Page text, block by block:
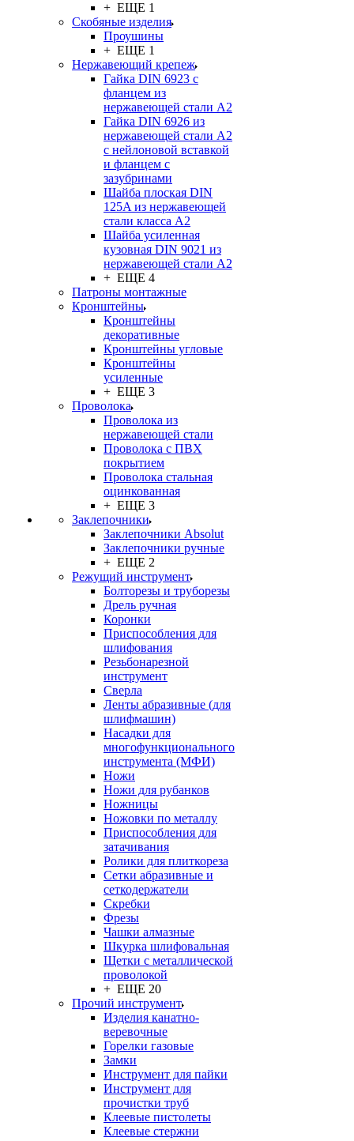
+ ЕЩЕ 1
Скобяные изделия
Проушины
+ ЕЩЕ 1
Нержавеющий крепеж
Гайка DIN 6923 с
фланцем из
нержавеющей стали А2
Гайка DIN 6926 из
нержавеющей стали А2
с нейлоновой вставкой
и фланцем с
зазубринами
Шайба плоская DIN
125A из нержавеющей
стали класса A2
Шайба усиленная
кузовная DIN 9021 из
нержавеющей стали А2
+ ЕЩЕ 4
Патроны монтажные
Кронштейны
Кронштейны
декоративные
Кронштейны угловые
Кронштейны
усиленные
+ ЕЩЕ 3
Проволока
Проволока из
нержавеющей стали
Проволока с ПВХ
покрытием
Проволока стальная
оцинкованная
+ ЕЩЕ 3
Заклепочники
Заклепочники Absolut
Заклепочники ручные
+ ЕЩЕ 2
Режущий инструмент
Болторезы и труборезы
Дрель ручная
Коронки
Приспособления для
шлифования
Резьбонарезной
инструмент
Сверла
Ленты абразивные (для
шлифмашин)
Насадки для
многофункционального
инструмента (МФИ)
Ножи
Ножи для рубанков
Ножницы
Ножовки по металлу
Приспособления для
затачивания
Ролики для плиткореза
Сетки абразивные и
сеткодержатели
Скребки
Фрезы
Чашки алмазные
Шкурка шлифовальная
Щетки с металлической
проволокой
+ ЕЩЕ 20
Прочий инструмент
Изделия канатно-
веревочные
Горелки газовые
Замки
Инструмент для пайки
Инструмент для
прочистки труб
Клеевые пистолеты
Клеевые стержни